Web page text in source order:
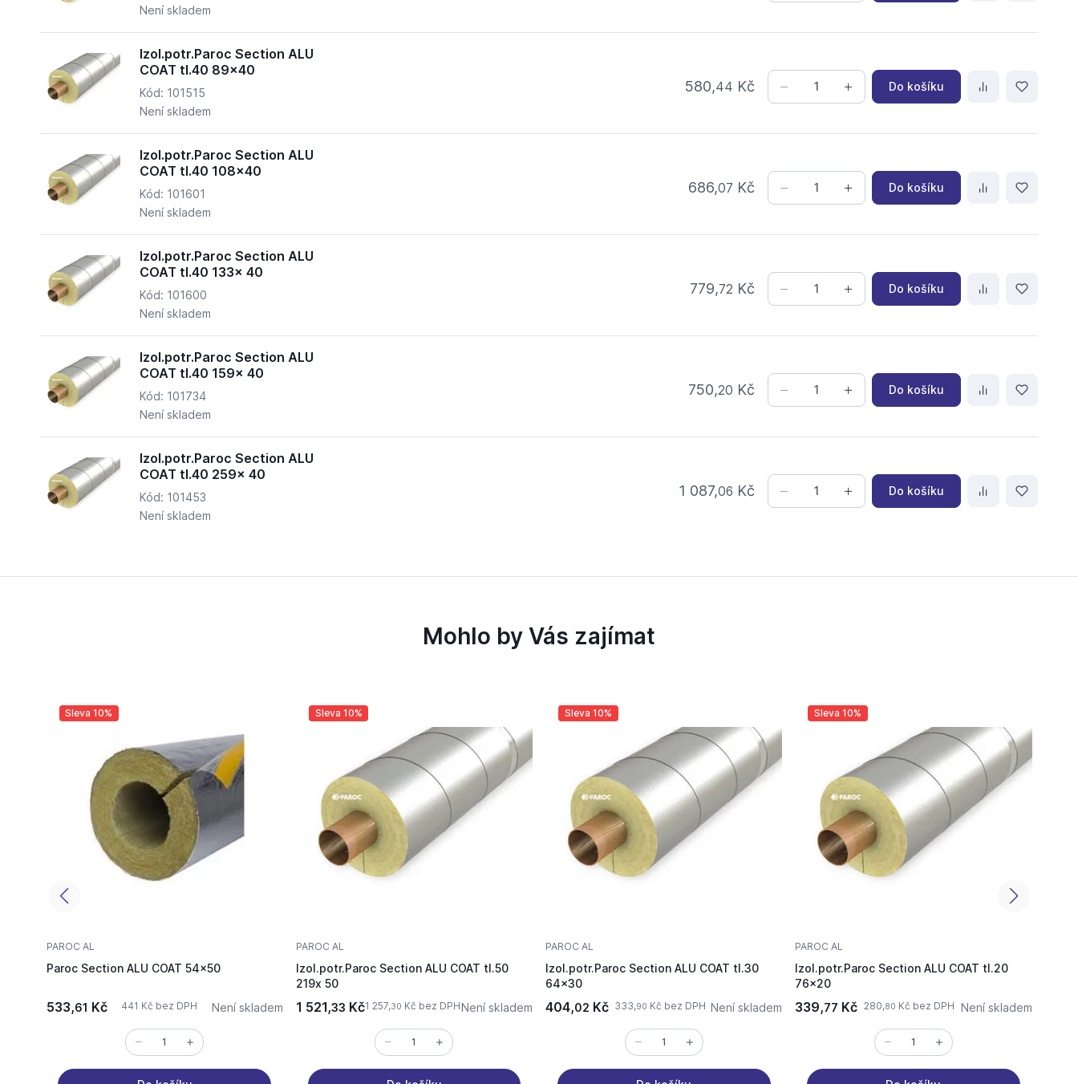
Není skladem
Izol.potr.Paroc Section ALU
COAT tl.40 89x40
Kód: 101515
Není skladem
580,44 Kč Do košíku
Izol.potr.Paroc Section ALU
COAT tl.40 108x40
Kód: 101601
Není skladem
686,07 Kč Do košíku
Izol.potr.Paroc Section ALU
COAT tl.40 133x 40
Kód: 101600
Není skladem
779,72 Kč Do košíku
Izol.potr.Paroc Section ALU
COAT tl.40 159x 40
Kód: 101734
Není skladem
750,20 Kč Do košíku
Izol.potr.Paroc Section ALU
COAT tl.40 259x 40
Kód: 101453
Není skladem
1 087,06 Kč Do košíku
Mohlo by Vás zajímat
Sleva 10%
PAROC AL
Paroc Section ALU COAT 54x50
533,61 Kč 441 Kč bez DPH Není skladem
Sleva 10%
PAROC AL
Izol.potr.Paroc Section ALU COAT tl.50
219x 50
1 521,33 Kč1 257,30 Kč bez DPHNení skladem
Sleva 10%
PAROC AL
Izol.potr.Paroc Section ALU COAT tl.30
64x30
404,02 Kč 333,90 Kč bez DPH Není skladem
Sleva 10%
PAROC AL
Izol.potr.Paroc Section ALU COAT tl.20
76x20
339,77 Kč 280,80 Kč bez DPH Není skladem